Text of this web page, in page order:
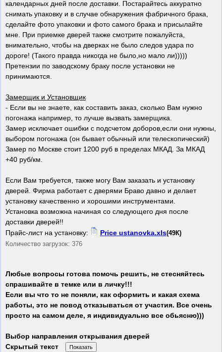
календарных дней после доставки. Постарайтесь аккуратно
снимать упаковку и в случае обнаружения фабричного брака,
сделайте фото упаковки и фото самого брака и присылайте
мне. При приемке дверей также смотрите пожалуйста,
внимательно, чтобы на дверках не было следов удара по
дороге! (Такого правда никогда не было,но мало ли)))))
Претензии по заводскому браку после установки не
принимаются.
Замерщик и Установщик
- Если вы не знаете, как составить заказ, сколько Вам нужно
погонажа например, то лучше вызвать замерщика.
Замер исключает ошибки с подсчетом доборов,если они нужны,
выбором погонажа (он бывает обычный или телескопический)
Замер по Москве стоит 1200 руб в пределах МКАД. За МКАД
+40 руб/км.
Если Вам требуется, также могу Вам заказать и установку
дверей. Фирма работает с дверями Браво давно и делает
установку качественно и хорошими инструментами.
Установка возможна начиная со следующего дня после
доставки дверей!!
Прайс-лист на установку:
Price ustanovka.xls(49К)
Количество загрузок: 376
Любые вопросы готова помочь решить, не стесняйтесь
спрашивайте в темке или в личку!!!
Если вы что то не поняли, как оформить и какая схема
работы, это не повод отказываться от участия. Все очень
просто на самом деле, я индивидуально все обьясню)))
Выбор направления открывания дверей
Скрытый текст